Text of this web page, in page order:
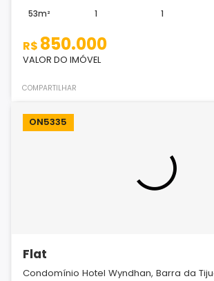
53m² 1 1
R$ 850.000
VALOR DO IMÓVEL
COMPARTILHAR
ON5335
Flat
Condomínio Hotel Wyndhan, Barra da